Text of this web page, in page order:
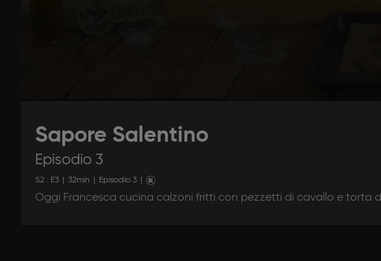
Sapore Salentino
Episodio 3
S2 : E3 32min Episodio 3
Oggi Francesca cucina calzoni fritti con pezzetti di cavallo e torta